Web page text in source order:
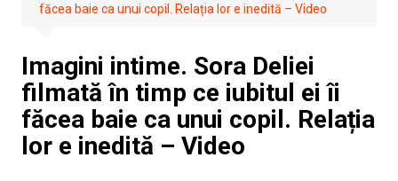
făcea baie ca unui copil. Relația lor e inedită – Video
Imagini intime. Sora Deliei
filmată în timp ce iubitul ei îi
făcea baie ca unui copil. Relația
lor e inedită – Video